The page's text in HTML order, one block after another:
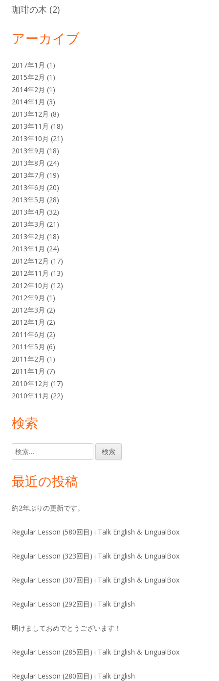
珈琲の木 (2)
アーカイブ
2017年1月 (1)
2015年2月 (1)
2014年2月 (1)
2014年1月 (3)
2013年12月 (8)
2013年11月 (18)
2013年10月 (21)
2013年9月 (18)
2013年8月 (24)
2013年7月 (19)
2013年6月 (20)
2013年5月 (28)
2013年4月 (32)
2013年3月 (21)
2013年2月 (18)
2013年1月 (24)
2012年12月 (17)
2012年11月 (13)
2012年10月 (12)
2012年9月 (1)
2012年3月 (2)
2012年1月 (2)
2011年6月 (2)
2011年5月 (6)
2011年2月 (1)
2011年1月 (7)
2010年12月 (17)
2010年11月 (22)
検索
検
索:
最近の投稿
約2年ぶりの更新です。
Regular Lesson (580回目) i Talk English & LingualBox
Regular Lesson (323回目) i Talk English & LingualBox
Regular Lesson (307回目) i Talk English & LingualBox
Regular Lesson (292回目) i Talk English
明けましておめでとうございます！
Regular Lesson (285回目) i Talk English & LingualBox
Regular Lesson (280回目) i Talk English